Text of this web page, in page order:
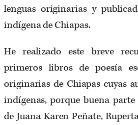
lenguas originarias y
indígena de Chiapas.
He realizado este breve
primeros libros de poesía
originarias de Chiapas cuyas
indígenas, porque buena
de Juana Karen Peñate,